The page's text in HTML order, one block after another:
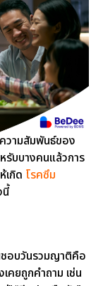
วามสัมพันธ์ของ
รับบางคนแล้วการ
เกิด โรคซึม
นี้
ชอบวันรวมญาติคือ
คยถูกคำถาม เช่น